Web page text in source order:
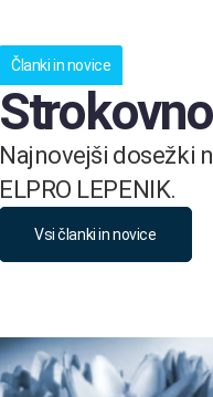
Članki in novice
Najnovejši dosežki
ELPRO LEPENIK.
Vsi članki in novice